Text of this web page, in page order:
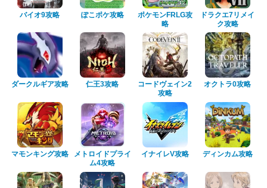
バイオ9攻略 ぽこポケ攻略
ポケモンFRLG攻
略
ドラクエ7リメイ
ク攻略
ダークルギア攻略 仁王3攻略
コードヴェイン2
攻略
オクトラ0攻略
マモンキング攻略
メトロイドプライ
ム4攻略
イナイレV攻略 ディンカム攻略